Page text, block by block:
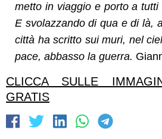
metto in viaggio e porto a tutti
E svolazzando di qua e di là,
città ha scritto sui muri, nel
pace, abbasso la guerra.
CLICCA SULLE
GRATIS